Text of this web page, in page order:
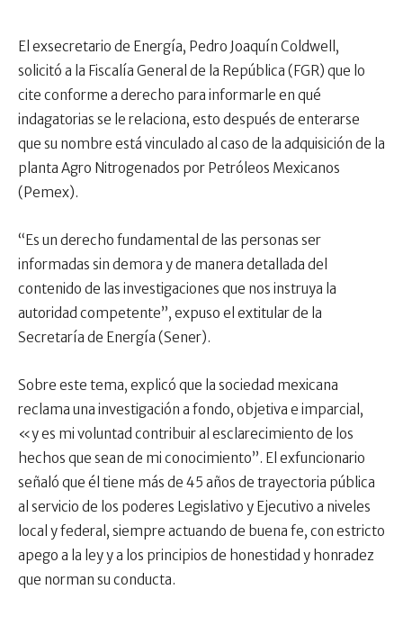
El exsecretario de Energía, Pedro Joaquín Coldwell,
solicitó a la Fiscalía General de la República (FGR) que lo
cite conforme a derecho para informarle en qué
indagatorias se le relaciona, esto después de enterarse
que su nombre está vinculado al caso de la adquisición de la
planta Agro Nitrogenados por Petróleos Mexicanos
(Pemex).
“Es un derecho fundamental de las personas ser
informadas sin demora y de manera detallada del
contenido de las investigaciones que nos instruya la
autoridad competente”, expuso el extitular de la
Secretaría de Energía (Sener).
Sobre este tema, explicó que la sociedad mexicana
reclama una investigación a fondo, objetiva e imparcial,
«y es mi voluntad contribuir al esclarecimiento de los
hechos que sean de mi conocimiento”. El exfuncionario
señaló que él tiene más de 45 años de trayectoria pública
al servicio de los poderes Legislativo y Ejecutivo a niveles
local y federal, siempre actuando de buena fe, con estricto
apego a la ley y a los principios de honestidad y honradez
que norman su conducta.